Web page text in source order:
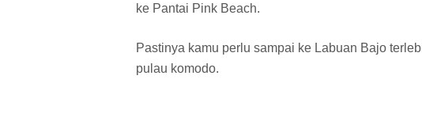
ke Pantai Pink Beach.
Pastinya kamu perlu sampai ke Labuan Bajo
pulau komodo.